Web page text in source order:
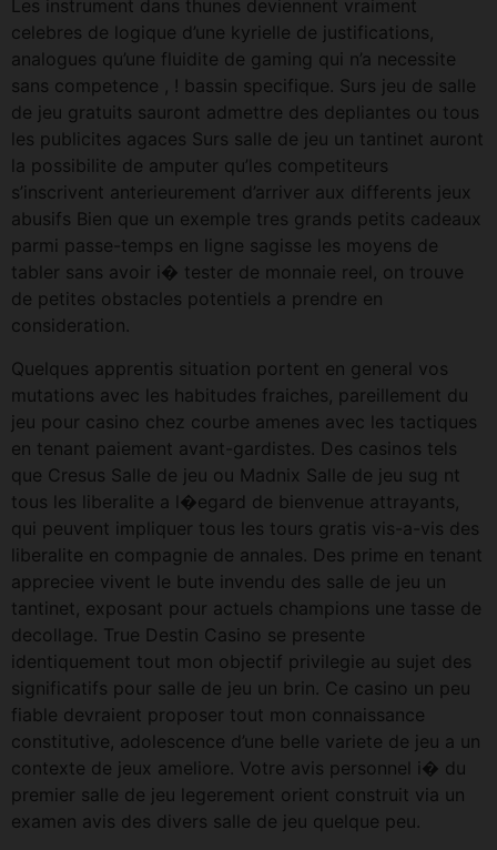
Les instrument dans thunes deviennent vraiment
celebres de logique d’une kyrielle de justifications,
analogues qu’une fluidite de gaming qui n’a necessite
sans competence , ! bassin specifique. Surs jeu de salle
de jeu gratuits sauront admettre des depliantes ou tous
les publicites agaces Surs salle de jeu un tantinet auront
la possibilite de amputer qu’les competiteurs
s’inscrivent anterieurement d’arriver aux differents jeux
abusifs Bien que un exemple tres grands petits cadeaux
parmi passe-temps en ligne sagisse les moyens de
tabler sans avoir i� tester de monnaie reel, on trouve
de petites obstacles potentiels a prendre en
consideration.
Quelques apprentis situation portent en general vos
mutations avec les habitudes fraiches, pareillement du
jeu pour casino chez courbe amenes avec les tactiques
en tenant paiement avant-gardistes. Des casinos tels
que Cresus Salle de jeu ou Madnix Salle de jeu sug nt
tous les liberalite a l�egard de bienvenue attrayants,
qui peuvent impliquer tous les tours gratis vis-a-vis des
liberalite en compagnie de annales. Des prime en tenant
appreciee vivent le bute invendu des salle de jeu un
tantinet, exposant pour actuels champions une tasse de
decollage. True Destin Casino se presente
identiquement tout mon objectif privilegie au sujet des
significatifs pour salle de jeu un brin. Ce casino un peu
fiable devraient proposer tout mon connaissance
constitutive, adolescence d’une belle variete de jeu a un
contexte de jeux ameliore. Votre avis personnel i� du
premier salle de jeu legerement orient construit via un
examen avis des divers salle de jeu quelque peu.